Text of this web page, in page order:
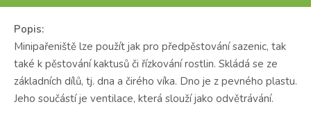
Popis:
Minipařeniště lze použít jak pro předpěstování sazenic, tak
také k pěstování kaktusů či řízkování rostlin. Skládá se ze
základních dílů, tj. dna a čirého víka. Dno je z pevného plastu.
Jeho součástí je ventilace, která slouží jako odvětrávání.